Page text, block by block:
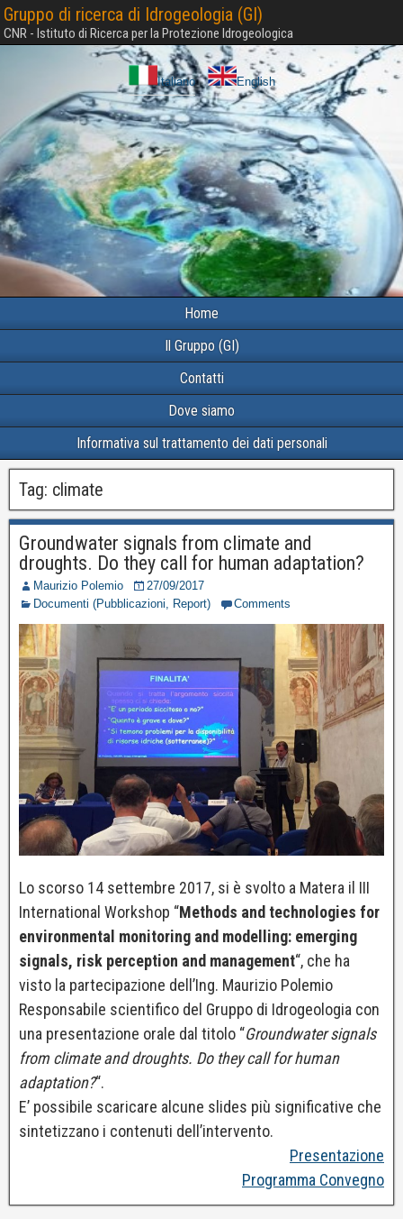
Gruppo di ricerca di Idrogeologia (GI)
CNR - Istituto di Ricerca per la Protezione Idrogeologica
Italiano English
Home
Il Gruppo (GI)
Contatti
Dove siamo
Informativa sul trattamento dei dati personali
Tag: climate
Groundwater signals from climate and
droughts. Do they call for human adaptation?
Maurizio Polemio
27/09/2017
Documenti (Pubblicazioni, Report)
Comments
Lo scorso 14 settembre 2017, si è svolto a Matera il III
International Workshop “Methods and technologies for
environmental monitoring and modelling: emerging
signals, risk perception and management“, che ha
visto la partecipazione dell’Ing. Maurizio Polemio
Responsabile scientifico del Gruppo di Idrogeologia con
una presentazione orale dal titolo “Groundwater signals
from climate and droughts. Do they call for human
adaptation?“.
E’ possibile scaricare alcune slides più significative che
sintetizzano i contenuti dell’intervento.
Presentazione
Programma Convegno